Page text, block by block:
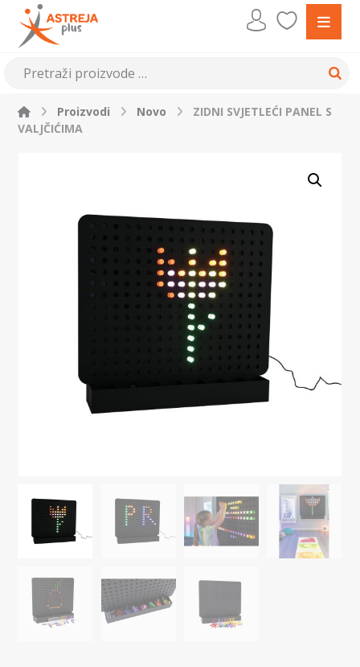
Proizvodi Novo
ZIDNI SVJETLEĆI PANEL S
VALJČIĆIMA